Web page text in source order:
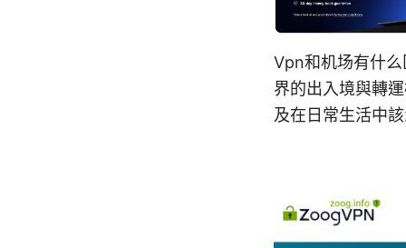
Vpn和机场有什
界的出入境與轉
及在日常生活中